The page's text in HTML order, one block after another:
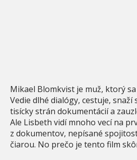
Mikael Blomkvist je muž, ktorý
Vedie dlhé dialógy, cestuje, snaží
tisícky strán dokumentácií a
Ale Lisbeth vidí mnoho vecí na
z dokumentov, nepísané
čiarou. No prečo je tento film